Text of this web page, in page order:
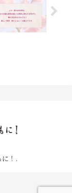
！.